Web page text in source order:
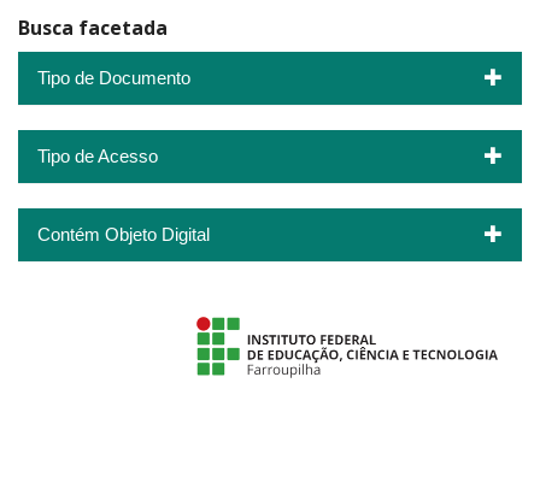
Busca facetada
Tipo de Documento
Tipo de Acesso
Contém Objeto Digital